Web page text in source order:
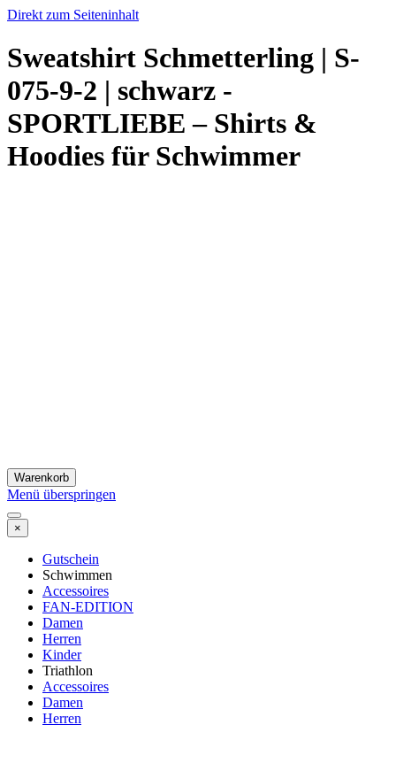
Direkt zum Seiteninhalt
Sweatshirt Schmetterling | S-
075-9-2 | schwarz -
SPORTLIEBE – Shirts &
Hoodies für Schwimmer
Warenkorb
Menü überspringen
×
Gutschein
Schwimmen
Accessoires
FAN-EDITION
Damen
Herren
Kinder
Triathlon
Accessoires
Damen
Herren